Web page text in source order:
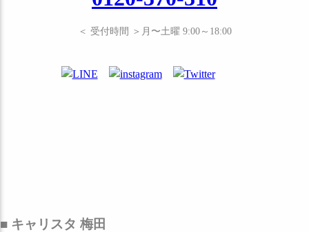
＜ 受付時間 ＞月〜土曜 9:00～18:00
■ キャリスタ 梅田